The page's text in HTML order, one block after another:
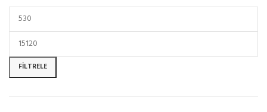
FILTRELE